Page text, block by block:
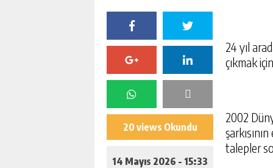
20 views Okundu
14 Mayıs 2026 - 15:33
24 yıl
çıkmak
2002
talepler